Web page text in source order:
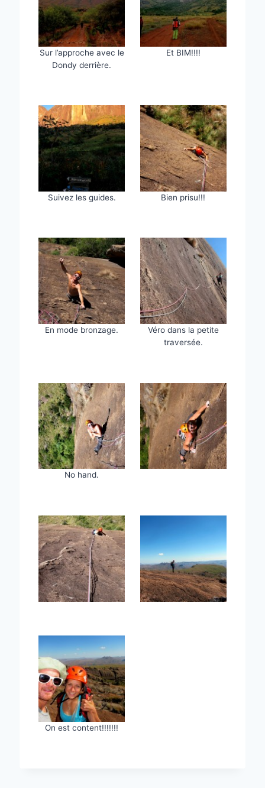
Sur l’approche avec le
Dondy derrière.
Et BIM!!!!
Suivez les guides. Bien prisu!!!
En mode bronzage.
Véro dans la petite
traversée.
No hand.
On est content!!!!!!!